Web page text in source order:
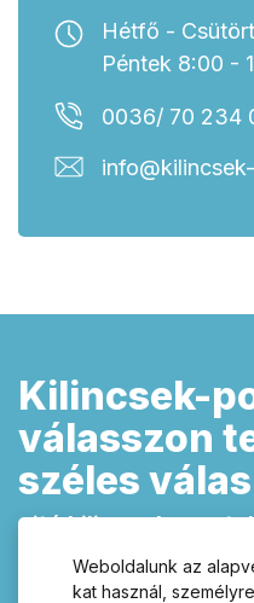
Hétfő -
Péntek 8:00 -
0036/ 70 234
Kilincsek-
válasszon
széles
ajtó kilincsek,
fogantyúk és
Weboldalunk az
kat használ,